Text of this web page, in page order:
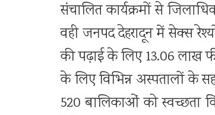
संचालित कार्यक्रमों से
वही जनपद देहरादून में सेक्स
की पढ़ाई के लिए 13.06 लाख
के लिए विभिन्न अस्पतालों के
520 बालिकाओं को स्वच्छता